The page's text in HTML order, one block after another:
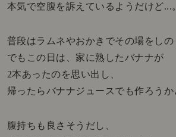
本気で空腹を訴えているようだけど...
普段はラムネやおかきでその場をしの
でもこの日は、家に熟したバナナが
2本あったのを思い出し、
帰ったらバナナジュースでも作ろうか
腹持ちも良さそうだし、